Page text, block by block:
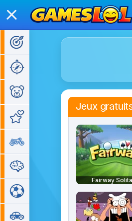
Jeux d'action
Jeux pour enfants
Jeux de fille
Jeux de moto
Jeux de réflexion
Jeux de sport
Jeux de voiture
Jeux
Fairway